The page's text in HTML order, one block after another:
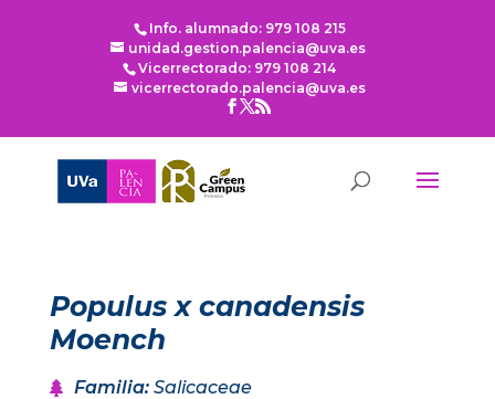
Info. alumnado: 979 108 215
unidad.gestion.palencia@uva.es
Vicerrectorado: 979 108 214
vicerrectorado.palencia@uva.es
Populus x canadensis
Moench
Familia: Salicaceae